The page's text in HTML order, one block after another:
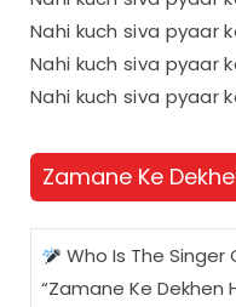
Nahi kuch siva pyaar
Nahi kuch siva pyaar
Nahi kuch siva pyaar
Zamane Ke
Who Is The Singer
“Zamane Ke Dekhen